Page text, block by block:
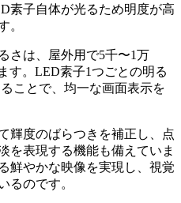
素子自体が光るため明度が高
。
さは、屋外用で5千〜1万
す。LED素子1つごとの明る
ことで、均一な画面表示を
輝度のばらつきを補正し、点
を表現する機能も備えていま
鮮やかな映像を実現し、視覚
るのです。